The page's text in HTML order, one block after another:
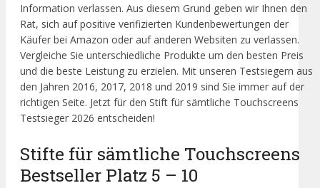
Information verlassen. Aus diesem Grund geben wir Ihnen den
Rat, sich auf positive verifizierten Kundenbewertungen der
Käufer bei Amazon oder auf anderen Websiten zu verlassen.
Vergleiche Sie unterschiedliche Produkte um den besten Preis
und die beste Leistung zu erzielen. Mit unseren Testsiegern aus
den Jahren 2016, 2017, 2018 und 2019 sind Sie immer auf der
richtigen Seite. Jetzt für den Stift für sämtliche Touchscreens
Testsieger 2026 entscheiden!
Stifte für sämtliche Touchscreens
Bestseller Platz 5 – 10